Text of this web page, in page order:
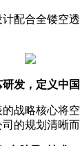
计配合全镂空
发，定义中
战略核心将
的规划清晰而